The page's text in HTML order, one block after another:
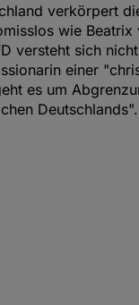
verkörpert
wie Beatrix
versteht sich
einer
es um
Deutschlands".